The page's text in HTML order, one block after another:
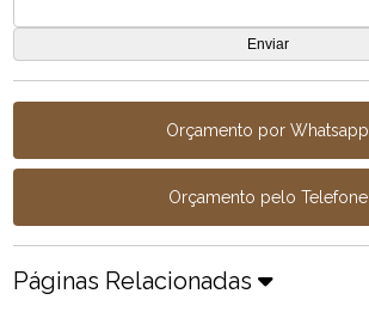
Orçamento por Whatsapp
Orçamento pelo Telefone
Páginas Relacionadas